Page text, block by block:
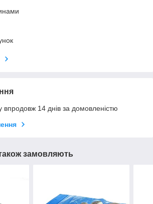
впродовж 14 днів за домовленістю
замовляють